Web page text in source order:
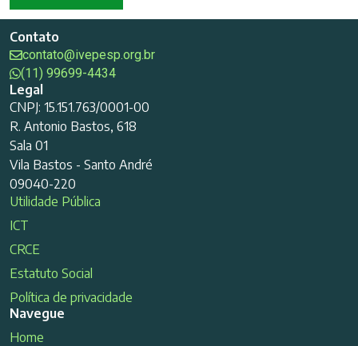
Contato
contato@ivepesp.org.br
(11) 99699-4434
Legal
CNPJ: 15.151.763/0001-00
R. Antonio Bastos, 618
Sala 01
Vila Bastos - Santo André
09040-220
Utilidade Pública
ICT
CRCE
Estatuto Social
Política de privacidade
Navegue
Home